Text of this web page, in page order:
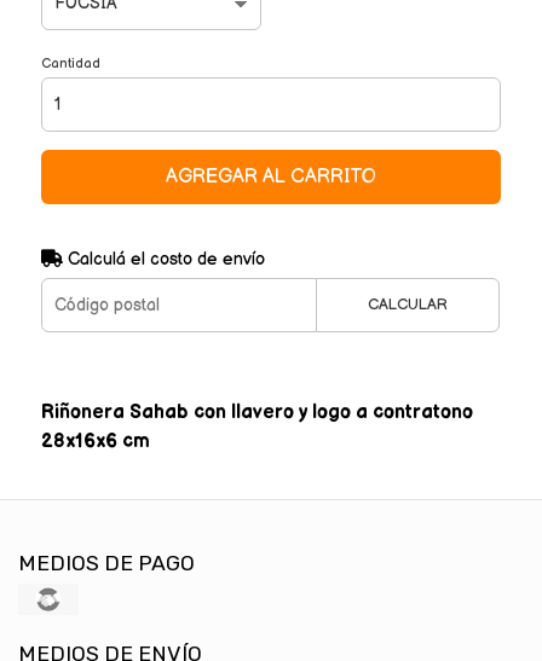
Cantidad
AGREGAR AL CARRITO
Calculá el costo de envío
CALCULAR
Riñonera Sahab con llavero y logo a contratono
28x16x6 cm
MEDIOS DE PAGO
MEDIOS DE ENVÍO